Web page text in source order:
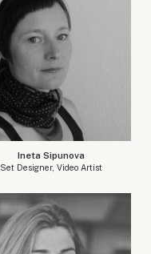
Ineta Sipunova
Set Designer, Video Artist